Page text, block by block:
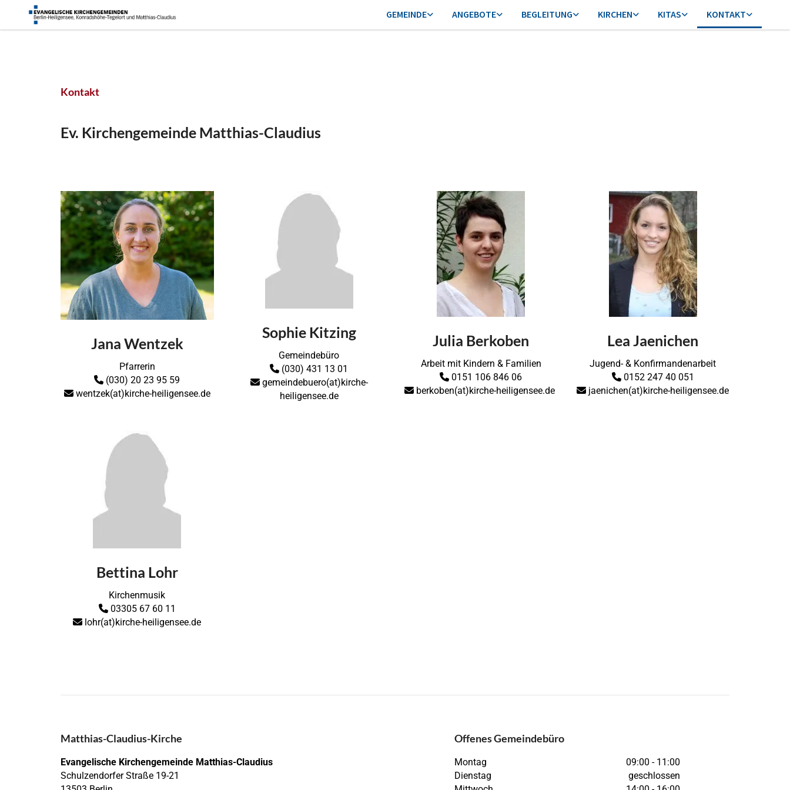
GEMEINDE ANGEBOTE BEGLEITUNG KIRCHEN KITAS KONTAKT
Kontakt
Ev. Kirchengemeinde Matthias-Claudius
Jana Wentzek
Pfarrerin
 (030) 20 23 95 59
wentzek(at)kirche-heiligensee.de
Sophie Kitzing
Gemeindebüro
 (030) 431 13 01
gemeindebuero(at)kirche-
heiligensee.de
Julia Berkoben
Arbeit mit Kindern & Familien
 0151 106 846 06
 berkoben(at)kirche-heiligensee.de
Lea Jaenichen
Jugend- & Konfirmandenarbeit
0152 247 40 051
 jaenichen(at)kirche-heiligensee.de
Bettina Lohr
Kirchenmusik
03305 67 60 11
 lohr(at)kirche-heiligensee.de
Matthias-Claudius-Kirche
Evangelische Kirchengemeinde Matthias-Claudius
Schulzendorfer Straße 19-21
Offenes Gemeindebüro
Montag
09:00 - 11:00
Dienstag
geschlossen